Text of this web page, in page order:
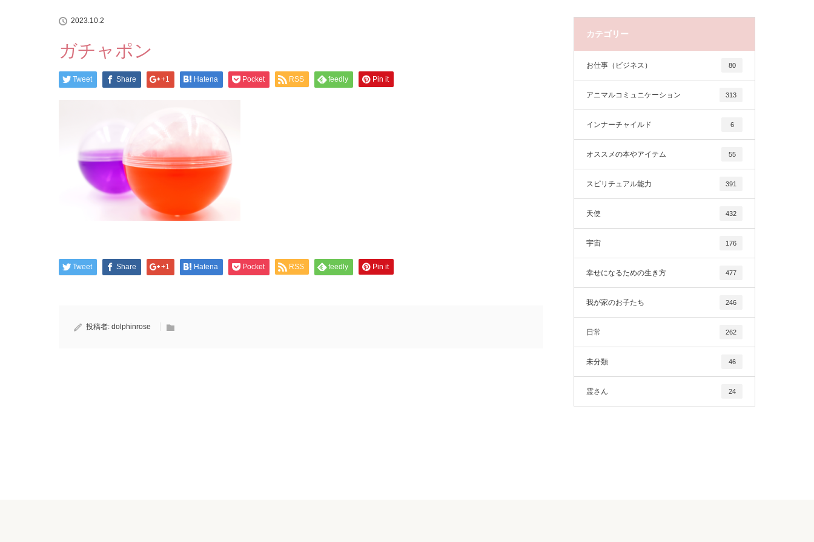
2023.10.2
ガチャポン
Tweet Share +1 Hatena Pocket RSS feedly Pin it
Tweet Share +1 Hatena Pocket RSS feedly Pin it
投稿者: dolphinrose
カテゴリー
お仕事（ビジネス） 80
アニマルコミュニケーション 313
インナーチャイルド 6
オススメの本やアイテム 55
スピリチュアル能力 391
天使 432
宇宙 176
幸せになるための生き方 477
我が家のお子たち 246
日常 262
未分類 46
霊さん 24